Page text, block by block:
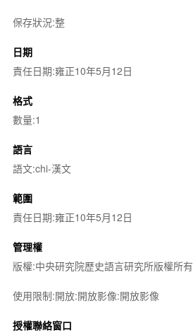
保存狀況:整
日期
責任日期:雍正10年5月12日
格式
數量:1
語言
語文:chi-漢文
範圍
責任日期:雍正10年5月12日
管理權
版權:中央研究院歷史語言研究所版權所有
使用限制:開放:開放影像:開放影像
授權聯絡窗口